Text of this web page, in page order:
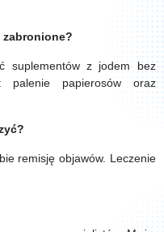
zabronione?
suplementów z jodem bez
palenie papierosów oraz
remisję objawów. Leczenie